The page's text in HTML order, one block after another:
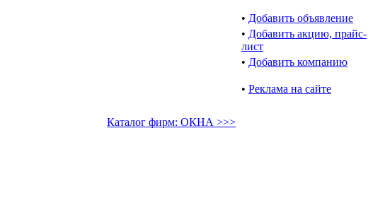
• Добавить объявление
• Добавить акцию, прайс-
лист
• Добавить компанию
• Реклама на сайте
Каталог фирм: ОКНА >>>